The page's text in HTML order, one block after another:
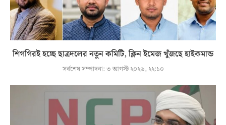
শিগগিরই হচ্ছে ছাত্রদলের নতুন কমিটি, ক্লিন ইমেজ খুঁজছে হাইকমান্ড
সর্বশেষ সম্পাদনা:৩ আগস্ট ২০২৬, ২২:১০